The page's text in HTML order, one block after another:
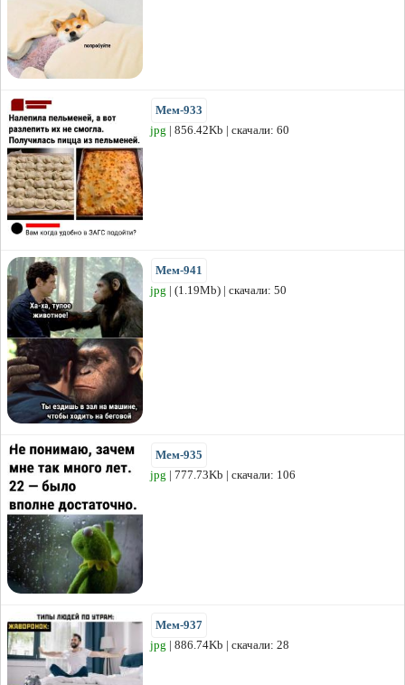
Мем-933
jpg | 856.42Kb | скачали: 60
Мем-941
jpg | (1.19Mb) | скачали: 50
Мем-935
jpg | 777.73Kb | скачали: 106
Мем-937
jpg | 886.74Kb | скачали: 28